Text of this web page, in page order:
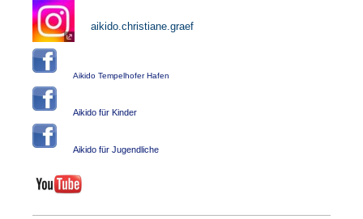
aikido.christiane.graef
Aikido Tempelhofer Hafen
Aikido für Kinder
Aikido für Jugendliche